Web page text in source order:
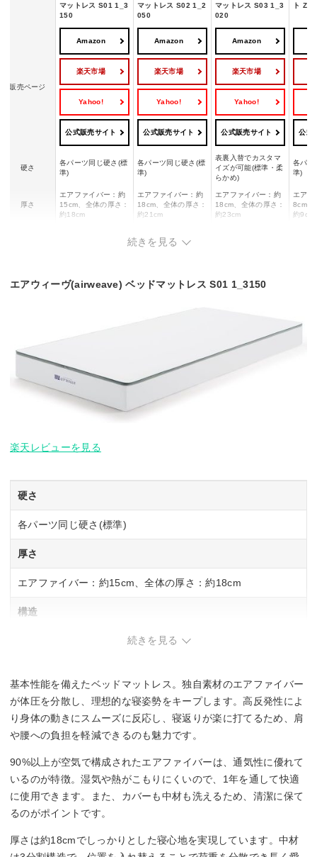
マットレス S01 1_3
150
マットレス S02 1_2
050
マットレス S03 1_3
020
ト
販売ページ
Amazon
楽天市場
Yahoo!
公式販売サイト
Amazon
楽天市場
Yahoo!
公式販売サイト
Amazon
楽天市場
Yahoo!
公式販売サイト 公式
硬さ
各パーツ同じ硬さ(標
準)
各パーツ同じ硬さ(標
準)
表裏入替でカスタマ
イズが可能(標準・柔
らかめ)
各パー
準)
厚さ
エアファイバー：約
15cm、全体の厚さ：
約18cm
エアファイバー：約
18cm、全体の厚さ：
約21cm
エアファイバー：約
18cm、全体の厚さ：
約23cm
エアフ
8cm、
約9cm
カバー(トップ部
ー(ベース部分)
シングル・セミダブ
ル・ダブル・クイー
ル・
続きを見る
エアウィーヴ(airweave) ベッドマットレス S01 1_3150
楽天レビューを見る
硬さ
各パーツ同じ硬さ(標準)
厚さ
エアファイバー：約15cm、全体の厚さ：約18cm
構造
カバー(トップ部分)、パッド、エアファイバー(3分割)、カバ
サイズ展開
シングル・セミダブル・ダブル・クイーン
続きを見る
基本性能を備えたベッドマットレス。独自素材のエアファイバー
が体圧を分散し、理想的な寝姿勢をキープします。高反発性によ
り身体の動きにスムーズに反応し、寝返りが楽に打てるため、肩
や腰への負担を軽減できるのも魅力です。
90%以上が空気で構成されたエアファイバーは、通気性に優れて
いるのが特徴。湿気や熱がこもりにくいので、1年を通して快適
に使用できます。また、カバーも中材も洗えるため、清潔に保て
るのがポイントです。
厚さは約18cmでしっかりとした寝心地を実現しています。中材